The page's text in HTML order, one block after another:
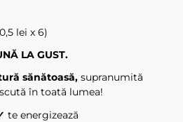
lei x 6)
LA GUST.
sănătoasă, supranumită
în toată lumea!
te energizează